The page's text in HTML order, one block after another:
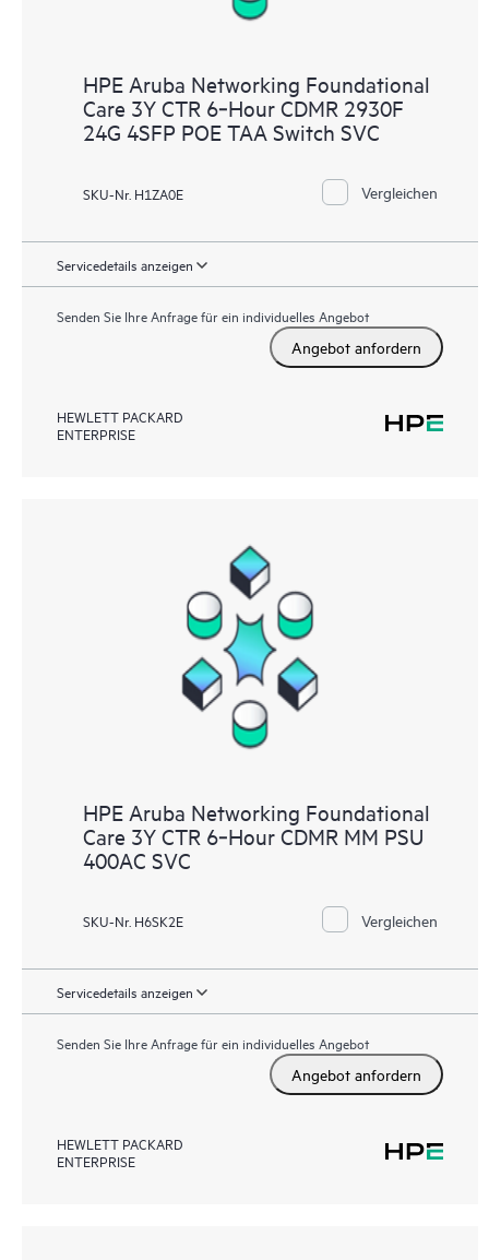
HPE Aruba Networking Foundational
Care 3Y CTR 6‑Hour CDMR 2930F
24G 4SFP POE TAA Switch SVC
SKU-Nr. H1ZA0E Vergleichen
Servicedetails anzeigen
Senden Sie Ihre Anfrage für ein individuelles Angebot
Angebot anfordern
HEWLETT PACKARD
ENTERPRISE
HPE Aruba Networking Foundational
Care 3Y CTR 6‑Hour CDMR MM PSU
400AC SVC
SKU-Nr. H6SK2E Vergleichen
Servicedetails anzeigen
Senden Sie Ihre Anfrage für ein individuelles Angebot
Angebot anfordern
HEWLETT PACKARD
ENTERPRISE